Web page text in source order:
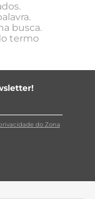
busca.
termo
do Zona